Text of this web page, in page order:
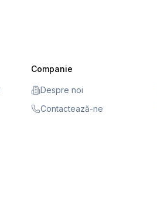
Companie
Despre noi
Contactează-ne